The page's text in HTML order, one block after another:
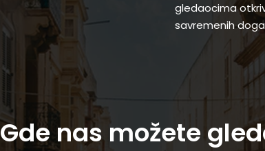
gledaocima
savremenih
Gde nas možete